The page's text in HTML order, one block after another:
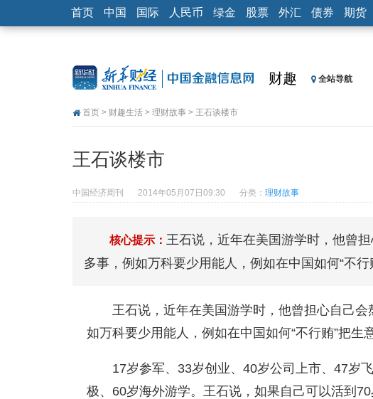
首页 中国 国际 人民币 绿金 股票 外汇 债券 期货
财趣 全站导航
首页 > 财趣生活 > 理财故事 > 王石谈楼市
王石谈楼市
中国经济周刊 2014年05月07日09:30 分类： 理财故事
核心提示： 王石说，近年在美国游学时，他曾
多事，例如万科要少用能人，例如在中国如何“不行
王石说，近年在美国游学时，他曾担心自己
如万科要少用能人，例如在中国如何“不行贿”把生
17岁参军、33岁创业、40岁公司上市、47岁
极、60岁海外游学。王石说，如果自己可以活到